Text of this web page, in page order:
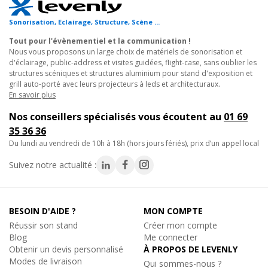
• Pièces spéciales boulonnées sur mesure.
• Adaptations d'embases et d'accessoires sur plateaux
scéniques.
• Montages fixes de boutiques et corners événementiels.
• Pièce de remplacement pour parcs Prolyte existants.
- Type : demi-manchon mâle M12
- Compatibilité : séries 30D et 30V, triangulaires et carrées
- Section : 290mm
- Matière : aluminium
En stock, livré sous quelques jours
Ajouter au panier
Sixty82
BM-M12X35, Vis embase lourde
lourde
2€ TTC
Ajouter au panier
Sonorisation, Eclairage, Structure, Scène ...
Tout pour l'évènementiel et la communication !
Nous vous proposons un large choix de matériels de sonorisation et
d'éclairage, public-address et visites guidées, flight-case, sans oublier les
structures scéniques et structures aluminium pour stand d'exposition et
grill auto-porté avec leurs projecteurs à leds et architecturaux.
En savoir plus
Nos conseillers spécialisés vous écoutent au 01 69
35 36 36
du lundi au vendredi de 10h à 18h (hors jours fériés), prix d’un appel local
Suivez notre actualité :
BESOIN D'AIDE ?
Réussir son stand
Blog
Obtenir un devis personnalisé
Modes de livraison
MON COMPTE
Créer mon compte
Me connecter
À PROPOS DE LEVENLY
Qui sommes-nous ?